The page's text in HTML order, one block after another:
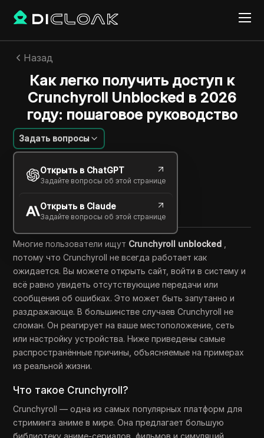
Назад
Как легко получить доступ к
Crunchyroll Unblocked в 2026
году: пошаговое руководство
Задать вопросы
Открыть в ChatGPT
Задайте вопросы об этой странице
Открыть в Claude
Задайте вопросы об этой странице
Сандра Андерсон
20 янв. 2026 6 минут
Copy Link
Многие пользователи ищут Crunchyroll unblocked
потому что Crunchyroll не всегда работает как
ожидается. Вы можете открыть сайт, войти в систему и
всё равно увидеть отсутствующие передачи или
сообщения об ошибках. Это может быть запутанно и
раздражающе. В большинстве случаев Crunchyroll не
сломан. Он реагирует на ваше местоположение, сеть
или настройку устройства. Ниже приведены самые
распространённые причины, объясняемые на примерах
из реальной жизни.
Что такое Crunchyroll?
Crunchyroll — одна из самых популярных платформ для
стриминга аниме в мире. Она предлагает большую
библиотеку аниме-сериалов, фильмов и симуляций,